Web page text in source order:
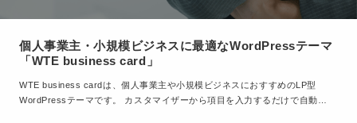
個人事業主・小規模ビジネスに最適なWordPressテーマ
「WTE business card」
WTE business cardは、個人事業主や小規模ビジネスにおすすめのLP型
WordPressテーマです。 カスタマイザーから項目を入力するだけで自動…